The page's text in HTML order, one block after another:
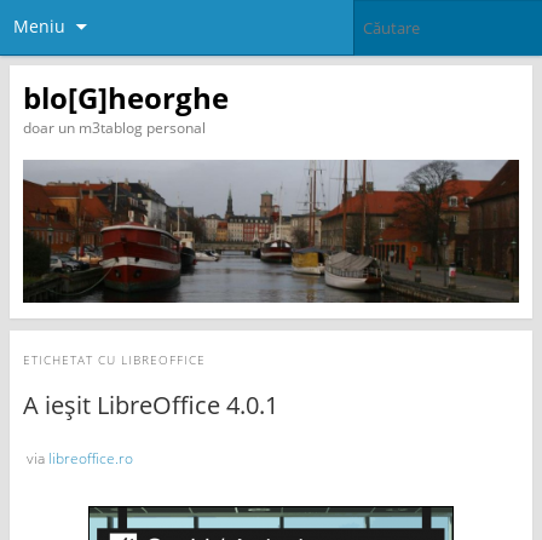
Meniu
blo[G]heorghe
doar un m3tablog personal
ETICHETAT CU LIBREOFFICE
A ieșit LibreOffice 4.0.1
via libreoffice.ro